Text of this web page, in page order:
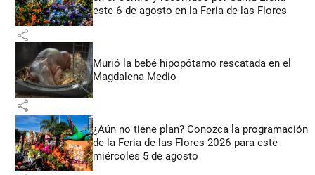
este 6 de agosto en la Feria de las Flores
share
Murió la bebé hipopótamo rescatada en el
Magdalena Medio
share
¿Aún no tiene plan? Conozca la programación
de la Feria de las Flores 2026 para este
miércoles 5 de agosto